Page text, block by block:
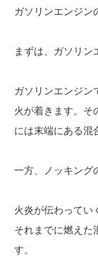
ガソリンエンジン
まずは、ガソリン
ガソリンエンジン
火が着きます。そ
には末端にある混
一方、ノッキング
火炎が伝わってい
それまでに燃えた
す。